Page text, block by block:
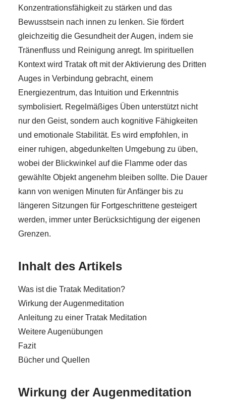
Konzentrationsfähigkeit zu stärken und das
Bewusstsein nach innen zu lenken. Sie fördert
gleichzeitig die Gesundheit der Augen, indem sie
Tränenfluss und Reinigung anregt. Im spirituellen
Kontext wird Tratak oft mit der Aktivierung des Dritten
Auges in Verbindung gebracht, einem
Energiezentrum, das Intuition und Erkenntnis
symbolisiert. Regelmäßiges Üben unterstützt nicht
nur den Geist, sondern auch kognitive Fähigkeiten
und emotionale Stabilität. Es wird empfohlen, in
einer ruhigen, abgedunkelten Umgebung zu üben,
wobei der Blickwinkel auf die Flamme oder das
gewählte Objekt angenehm bleiben sollte. Die Dauer
kann von wenigen Minuten für Anfänger bis zu
längeren Sitzungen für Fortgeschrittene gesteigert
werden, immer unter Berücksichtigung der eigenen
Grenzen.
Inhalt des Artikels
Was ist die Tratak Meditation?
Wirkung der Augenmeditation
Anleitung zu einer Tratak Meditation
Weitere Augenübungen
Fazit
Bücher und Quellen
Wirkung der Augenmeditation